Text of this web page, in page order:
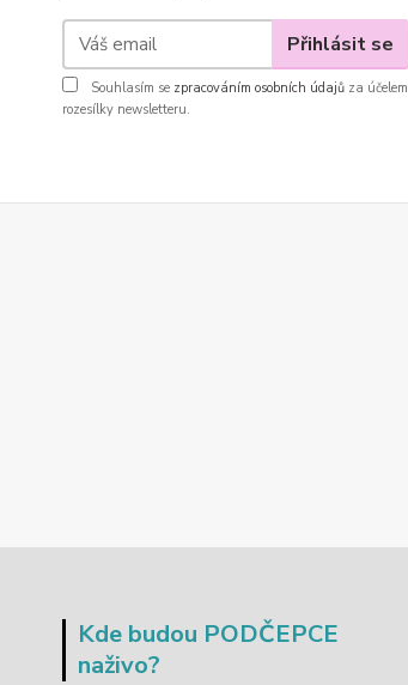
Přihlásit se
Souhlasím se zpracováním osobních údajů za účelem
rozesílky newsletteru.
Kde budou PODČEPCE
naživo?